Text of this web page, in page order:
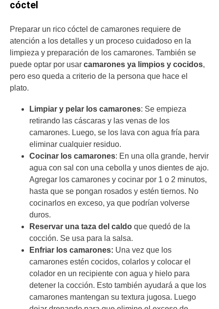
cóctel
Preparar un rico cóctel de camarones requiere de
atención a los detalles y un proceso cuidadoso en la
limpieza y preparación de los camarones. También se
puede optar por usar camarones ya limpios y cocidos,
pero eso queda a criterio de la persona que hace el
plato.
Limpiar y pelar los camarones: Se empieza
retirando las cáscaras y las venas de los
camarones. Luego, se los lava con agua fría para
eliminar cualquier residuo.
Cocinar los camarones: En una olla grande, hervir
agua con sal con una cebolla y unos dientes de ajo.
Agregar los camarones y cocinar por 1 o 2 minutos,
hasta que se pongan rosados y estén tiernos. No
cocinarlos en exceso, ya que podrían volverse
duros.
Reservar una taza del caldo que quedó de la
cocción. Se usa para la salsa.
Enfriar los camarones: Una vez que los
camarones estén cocidos, colarlos y colocar el
colador en un recipiente con agua y hielo para
detener la cocción. Esto también ayudará a que los
camarones mantengan su textura jugosa. Luego